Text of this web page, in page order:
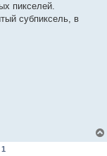
пикселей.
субпиксель, в
1